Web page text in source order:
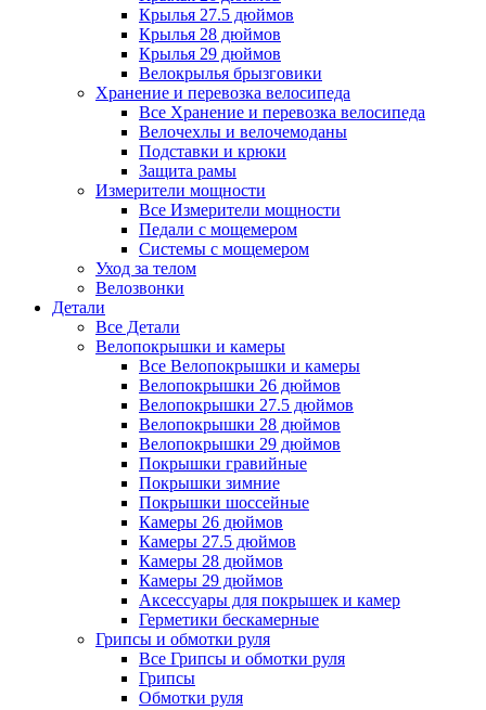
Крылья 27.5 дюймов
Крылья 28 дюймов
Крылья 29 дюймов
Велокрылья брызговики
Хранение и перевозка велосипеда
Все Хранение и перевозка велосипеда
Велочехлы и велочемоданы
Подставки и крюки
Защита рамы
Измерители мощности
Все Измерители мощности
Педали с мощемером
Системы с мощемером
Уход за телом
Велозвонки
Детали
Все Детали
Велопокрышки и камеры
Все Велопокрышки и камеры
Велопокрышки 26 дюймов
Велопокрышки 27.5 дюймов
Велопокрышки 28 дюймов
Велопокрышки 29 дюймов
Покрышки гравийные
Покрышки зимние
Покрышки шоссейные
Камеры 26 дюймов
Камеры 27.5 дюймов
Камеры 28 дюймов
Камеры 29 дюймов
Аксессуары для покрышек и камер
Герметики бескамерные
Грипсы и обмотки руля
Все Грипсы и обмотки руля
Грипсы
Обмотки руля